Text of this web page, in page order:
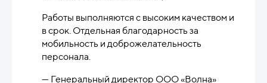
обеспечила чистоту на огромной территории,
своевременный сбор мусора в зонах фудкорта и
отдыха, поддержание порядка в санитарных
зонах. Особо отмечаем умение работать